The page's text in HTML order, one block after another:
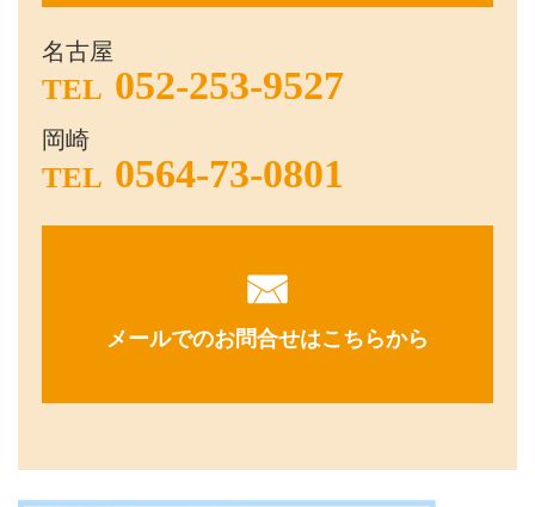
名古屋
TEL 052-253-9527
岡崎
TEL 0564-73-0801
メールでのお問合せはこちらから